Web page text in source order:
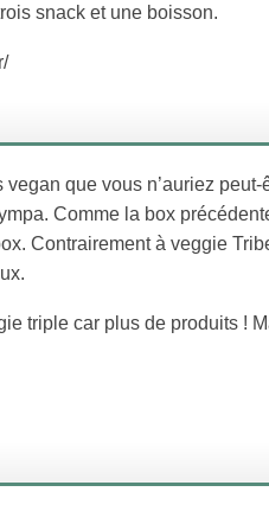
snack et une boisson.
que vous n’auriez
Comme la box
Contrairement à veggie
triple car plus de produits !